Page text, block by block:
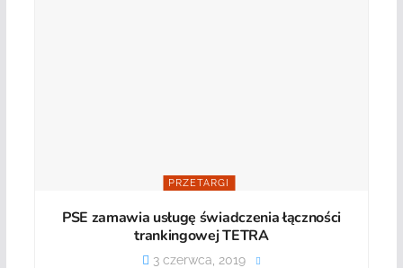
PRZETARGI
PSE zamawia usługę świadczenia łączności
trankingowej TETRA
3 czerwca, 2019